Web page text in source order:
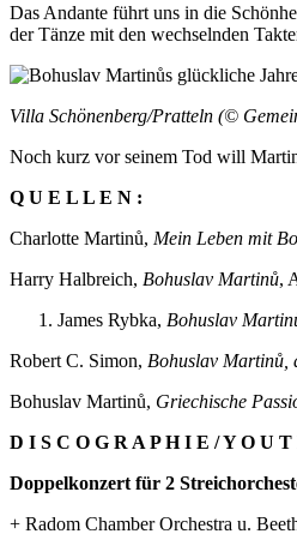
Das Andante führt uns in die
der Tänze mit den wechselnden
Villa Schönenberg/Pratteln (©
Noch kurz vor seinem Tod will
Q U E L L E N :
Charlotte Martinů, Mein Leben mit
Harry Halbreich, Bohuslav Martinů,
James Rybka, Bohuslav
Robert C. Simon, Bohuslav Martinů,
Bohuslav Martinů, Griechische
D I S C O G R A P H I E / Y O U T
Doppelkonzert für 2
+ Radom Chamber Orchestra u.